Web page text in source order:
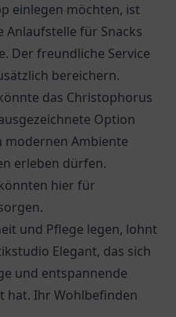
einlegen möchten, ist
Anlaufstelle für Snacks
Der freundliche Service
bereichern.
das Christophorus
Option
modernen Ambiente
erleben dürfen.
hier für
und Pflege legen, lohnt
Elegant, das sich
und entspannende
hat. Ihr Wohlbefinden